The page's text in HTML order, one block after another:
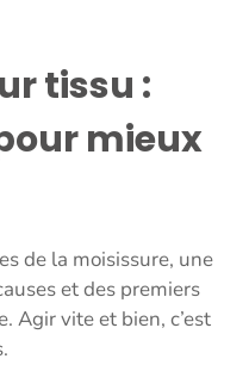
tissu :
mieux
de la moisissure, une
et des premiers
Agir vite et bien, c’est